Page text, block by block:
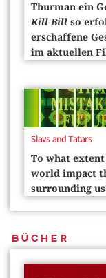
Thurman ein
Kill Bill so
erschaffene
im aktuellen
Slavs and Tatars
To what
world impact
surrounding
Bücher